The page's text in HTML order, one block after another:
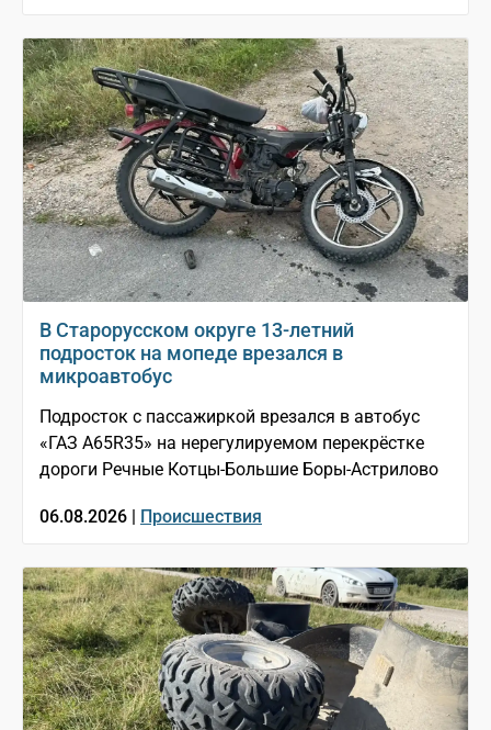
В Старорусском округе 13-летний
подросток на мопеде врезался в
микроавтобус
Подросток с пассажиркой врезался в автобус
«ГАЗ A65R35» на нерегулируемом перекрёстке
дороги Речные Котцы-Большие Боры-Астрилово
06.08.2026 | Происшествия